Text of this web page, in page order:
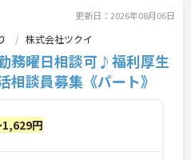
更新日：2026年08月06日
株式会社ツクイ
務曜日相談可♪福利厚生
談員募集《パート》
円